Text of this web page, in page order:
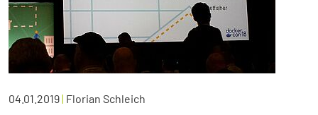
04.01.2019| Florian Schleich